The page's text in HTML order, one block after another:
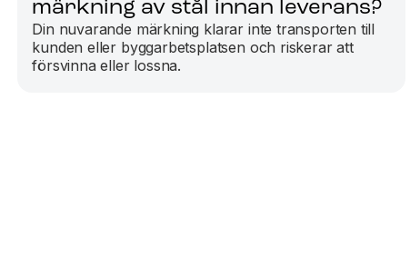
märkning av stål innan leverans?
Din nuvarande märkning klarar inte transporten till
kunden eller byggarbetsplatsen och riskerar att
försvinna eller lossna.